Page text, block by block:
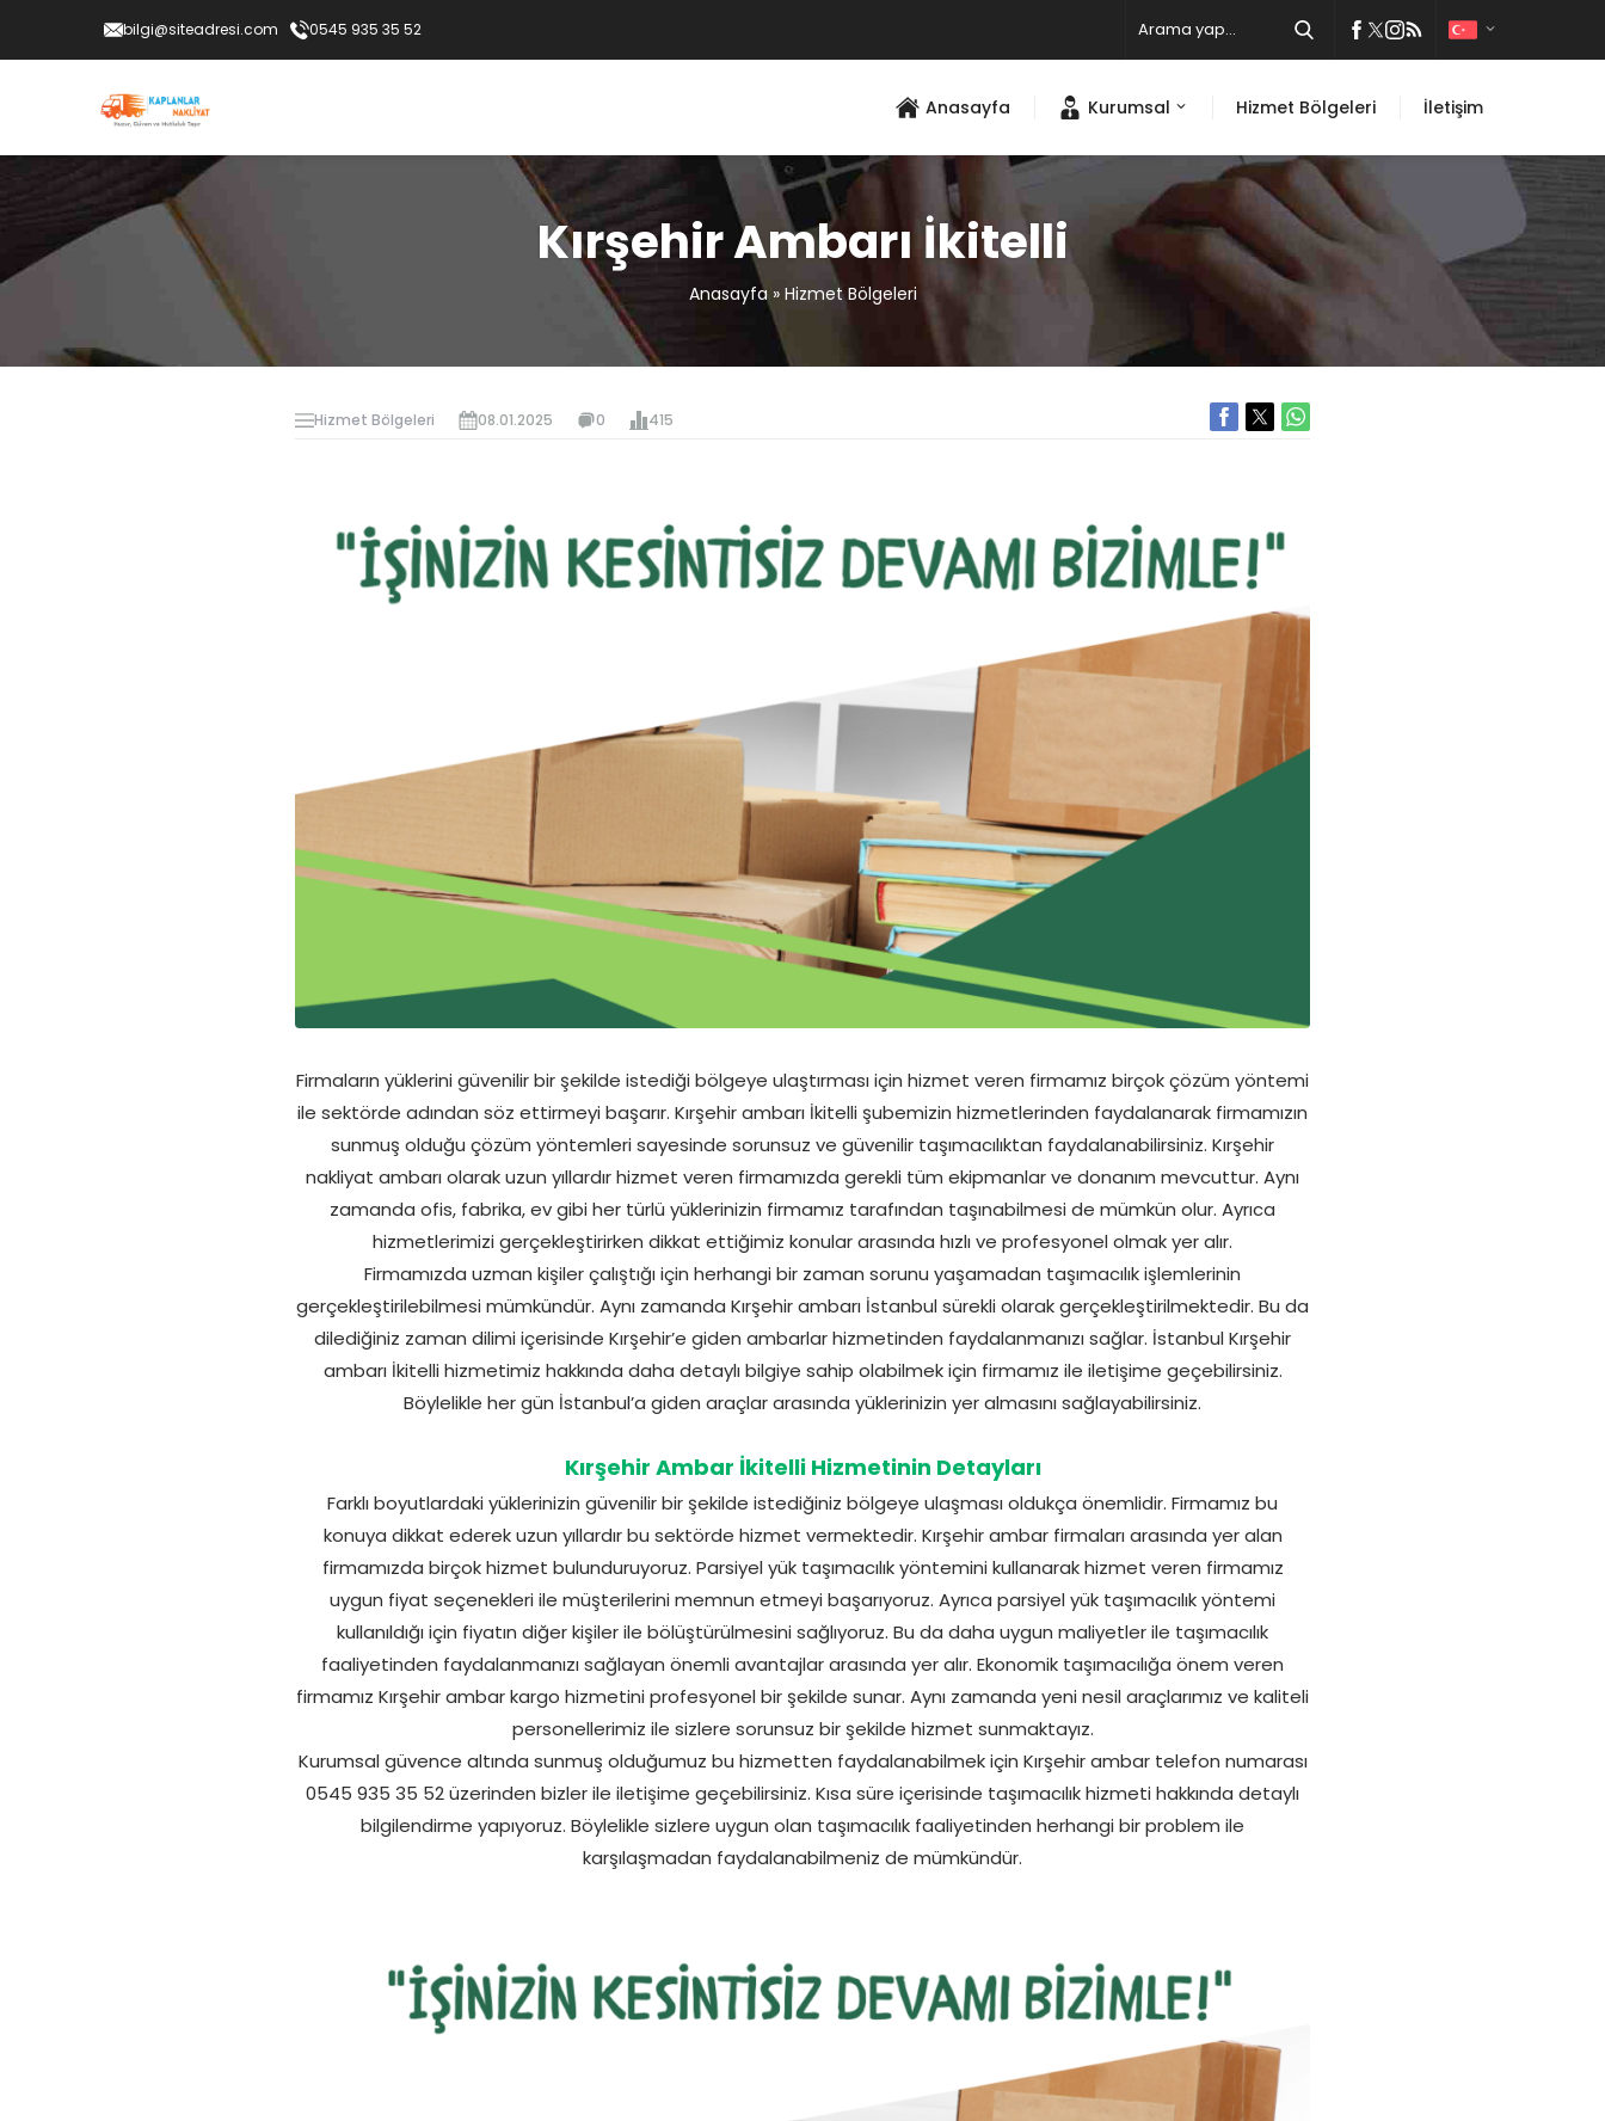
bilgi@siteadresi.com 0545 935 35 52
Anasayfa Kurumsal Hizmet Bölgeleri İletişim
Kırşehir Ambarı İkitelli
Anasayfa» Hizmet Bölgeleri
Hizmet Bölgeleri 08.01.2025 0 415
Firmaların yüklerini güvenilir bir şekilde istediği bölgeye ulaştırması için hizmet veren firmamız birçok çözüm yöntemi
ile sektörde adından söz ettirmeyi başarır. Kırşehir ambarı İkitelli şubemizin hizmetlerinden faydalanarak firmamızın
sunmuş olduğu çözüm yöntemleri sayesinde sorunsuz ve güvenilir taşımacılıktan faydalanabilirsiniz. Kırşehir
nakliyat ambarı olarak uzun yıllardır hizmet veren firmamızda gerekli tüm ekipmanlar ve donanım mevcuttur. Aynı
zamanda ofis, fabrika, ev gibi her türlü yüklerinizin firmamız tarafından taşınabilmesi de mümkün olur. Ayrıca
hizmetlerimizi gerçekleştirirken dikkat ettiğimiz konular arasında hızlı ve profesyonel olmak yer alır.
Firmamızda uzman kişiler çalıştığı için herhangi bir zaman sorunu yaşamadan taşımacılık işlemlerinin
gerçekleştirilebilmesi mümkündür. Aynı zamanda Kırşehir ambarı İstanbul sürekli olarak gerçekleştirilmektedir. Bu da
dilediğiniz zaman dilimi içerisinde Kırşehir’e giden ambarlar hizmetinden faydalanmanızı sağlar. İstanbul Kırşehir
ambarı İkitelli hizmetimiz hakkında daha detaylı bilgiye sahip olabilmek için firmamız ile iletişime geçebilirsiniz.
Böylelikle her gün İstanbul’a giden araçlar arasında yüklerinizin yer almasını sağlayabilirsiniz.
Kırşehir Ambar İkitelli Hizmetinin Detayları
Farklı boyutlardaki yüklerinizin güvenilir bir şekilde istediğiniz bölgeye ulaşması oldukça önemlidir. Firmamız bu
konuya dikkat ederek uzun yıllardır bu sektörde hizmet vermektedir. Kırşehir ambar firmaları arasında yer alan
firmamızda birçok hizmet bulunduruyoruz. Parsiyel yük taşımacılık yöntemini kullanarak hizmet veren firmamız
uygun fiyat seçenekleri ile müşterilerini memnun etmeyi başarıyoruz. Ayrıca parsiyel yük taşımacılık yöntemi
kullanıldığı için fiyatın diğer kişiler ile bölüştürülmesini sağlıyoruz. Bu da daha uygun maliyetler ile taşımacılık
faaliyetinden faydalanmanızı sağlayan önemli avantajlar arasında yer alır. Ekonomik taşımacılığa önem veren
firmamız Kırşehir ambar kargo hizmetini profesyonel bir şekilde sunar. Aynı zamanda yeni nesil araçlarımız ve kaliteli
personellerimiz ile sizlere sorunsuz bir şekilde hizmet sunmaktayız.
Kurumsal güvence altında sunmuş olduğumuz bu hizmetten faydalanabilmek için Kırşehir ambar telefon numarası
0545 935 35 52 üzerinden bizler ile iletişime geçebilirsiniz. Kısa süre içerisinde taşımacılık hizmeti hakkında detaylı
bilgilendirme yapıyoruz. Böylelikle sizlere uygun olan taşımacılık faaliyetinden herhangi bir problem ile
karşılaşmadan faydalanabilmeniz de mümkündür.